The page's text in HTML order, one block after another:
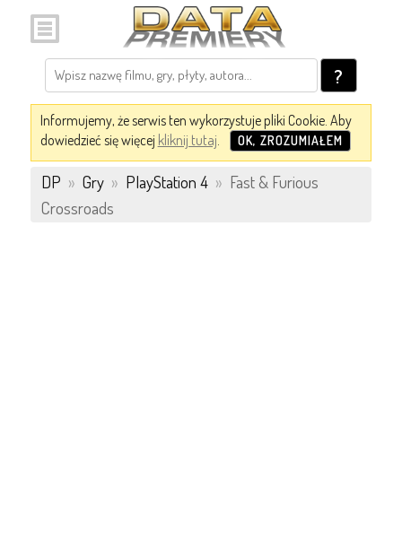
?
Informujemy, że serwis ten wykorzystuje pliki Cookie. Aby
dowiedzieć się więcej kliknij tutaj. OK, ZROZUMIAŁEM
DP » Gry » PlayStation 4 » Fast & Furious
Crossroads